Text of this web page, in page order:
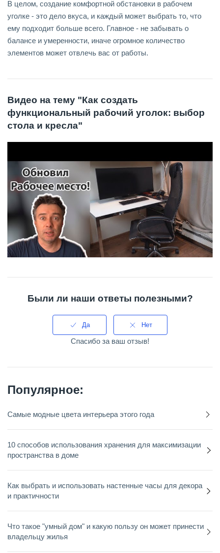
В целом, создание комфортной обстановки в рабочем
уголке - это дело вкуса, и каждый может выбрать то, что
ему подходит больше всего. Главное - не забывать о
балансе и умеренности, иначе огромное количество
элементов может отвлечь вас от работы.
Видео на тему "Как создать
функциональный рабочий уголок: выбор
стола и кресла"
Были ли наши ответы полезными?
Да Нет
Спасибо за ваш отзыв!
Популярное:
Самые модные цвета интерьера этого года
10 способов использования хранения для максимизации
пространства в доме
Как выбрать и использовать настенные часы для декора
и практичности
Что такое "умный дом" и какую пользу он может принести
владельцу жилья